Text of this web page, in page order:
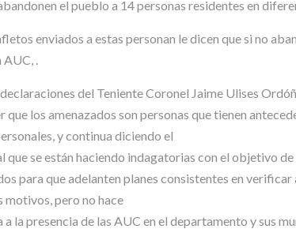
el pueblo a 14 personas residentes en
enviados a estas personan le dicen que si no
.
del Teniente Coronel Jaime Ulises
que los amenazados son personas que tienen
y continua diciendo el
que se están haciendo indagatorias con el objetivo
para que adelanten planes consistentes en
motivos, pero no hace
la presencia de las AUC en el departamento y sus